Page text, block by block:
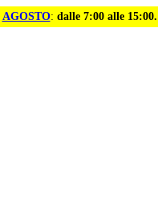
AGOSTO: dalle 7:00 alle 15:00.